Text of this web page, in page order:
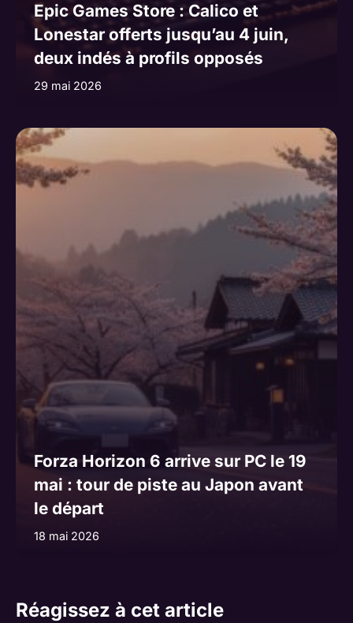
Epic Games Store : Calico et
Lonestar offerts jusqu’au 4 juin,
deux indés à profils opposés
29 mai 2026
Forza Horizon 6 arrive sur PC le 19
mai : tour de piste au Japon avant
le départ
18 mai 2026
Réagissez à cet article